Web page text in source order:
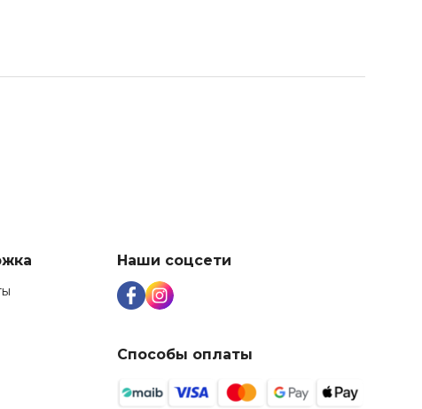
Наши соцсети
Способы оплаты